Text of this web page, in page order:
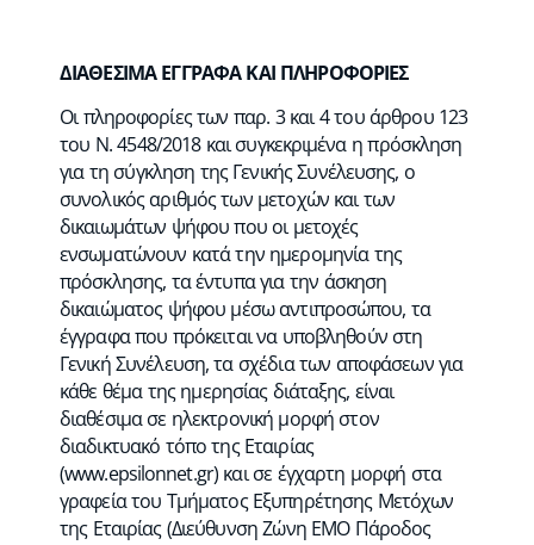
ΔΙΑΘΕΣΙΜΑ ΕΓΓΡΑΦΑ ΚΑΙ ΠΛΗΡΟΦΟΡΙΕΣ
Οι πληροφορίες των παρ. 3 και 4 του άρθρου 123
του Ν. 4548/2018 και συγκεκριμένα η πρόσκληση
για τη σύγκληση της Γενικής Συνέλευσης, ο
συνολικός αριθμός των μετοχών και των
δικαιωμάτων ψήφου που οι μετοχές
ενσωματώνουν κατά την ημερομηνία της
πρόσκλησης, τα έντυπα για την άσκηση
δικαιώματος ψήφου μέσω αντιπροσώπου, τα
έγγραφα που πρόκειται να υποβληθούν στη
Γενική Συνέλευση, τα σχέδια των αποφάσεων για
κάθε θέμα της ημερησίας διάταξης, είναι
διαθέσιμα σε ηλεκτρονική μορφή στον
διαδικτυακό τόπο της Εταιρίας
(www.epsilonnet.gr) και σε έγχαρτη μορφή στα
γραφεία του Τμήματος Εξυπηρέτησης Μετόχων
της Εταιρίας (Διεύθυνση Ζώνη ΕΜΟ Πάροδος